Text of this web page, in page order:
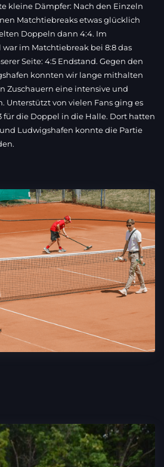
kleine Dämpfer: Nach den Einzeln
Matchtiebreaks etwas glücklich
Doppeln dann 4:4. Im
im Matchtiebreak bei 8:8 das
Seite: 4:5 Endstand. Gegen den
konnten wir lange mithalten
Zuschauern eine intensive und
Unterstützt von vielen Fans ging es
für die Doppel in die Halle. Dort hatten
Ludwigshafen konnte die Partie